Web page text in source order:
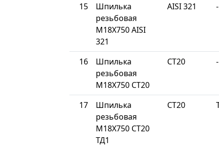
15
Шпилька
резьбовая
М18Х750 AISI
321
AISI 321 -
16
Шпилька
резьбовая
М18Х750 СТ20
СТ20 -
17
Шпилька
резьбовая
М18Х750 СТ20
ТД1
СТ20